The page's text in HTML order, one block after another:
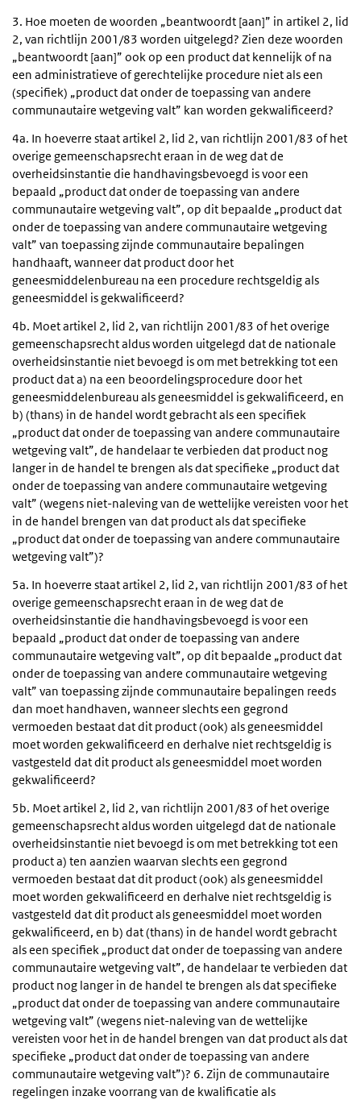
3. Hoe moeten de woorden „beantwoordt [aan]” in artikel 2, lid
2, van richtlijn 2001/83 worden uitgelegd? Zien deze woorden
„beantwoordt [aan]” ook op een product dat kennelijk of na
een administratieve of gerechtelijke procedure niet als een
(specifiek) „product dat onder de toepassing van andere
communautaire wetgeving valt” kan worden gekwalificeerd?
4a. In hoeverre staat artikel 2, lid 2, van richtlijn 2001/83 of het
overige gemeenschapsrecht eraan in de weg dat de
overheidsinstantie die handhavingsbevoegd is voor een
bepaald „product dat onder de toepassing van andere
communautaire wetgeving valt”, op dit bepaalde „product dat
onder de toepassing van andere communautaire wetgeving
valt” van toepassing zijnde communautaire bepalingen
handhaaft, wanneer dat product door het
geneesmiddelenbureau na een procedure rechtsgeldig als
geneesmiddel is gekwalificeerd?
4b. Moet artikel 2, lid 2, van richtlijn 2001/83 of het overige
gemeenschapsrecht aldus worden uitgelegd dat de nationale
overheidsinstantie niet bevoegd is om met betrekking tot een
product dat a) na een beoordelingsprocedure door het
geneesmiddelenbureau als geneesmiddel is gekwalificeerd, en
b) (thans) in de handel wordt gebracht als een specifiek
„product dat onder de toepassing van andere communautaire
wetgeving valt”, de handelaar te verbieden dat product nog
langer in de handel te brengen als dat specifieke „product dat
onder de toepassing van andere communautaire wetgeving
valt” (wegens niet-naleving van de wettelijke vereisten voor het
in de handel brengen van dat product als dat specifieke
„product dat onder de toepassing van andere communautaire
wetgeving valt”)?
5a. In hoeverre staat artikel 2, lid 2, van richtlijn 2001/83 of het
overige gemeenschapsrecht eraan in de weg dat de
overheidsinstantie die handhavingsbevoegd is voor een
bepaald „product dat onder de toepassing van andere
communautaire wetgeving valt”, op dit bepaalde „product dat
onder de toepassing van andere communautaire wetgeving
valt” van toepassing zijnde communautaire bepalingen reeds
dan moet handhaven, wanneer slechts een gegrond
vermoeden bestaat dat dit product (ook) als geneesmiddel
moet worden gekwalificeerd en derhalve niet rechtsgeldig is
vastgesteld dat dit product als geneesmiddel moet worden
gekwalificeerd?
5b. Moet artikel 2, lid 2, van richtlijn 2001/83 of het overige
gemeenschapsrecht aldus worden uitgelegd dat de nationale
overheidsinstantie niet bevoegd is om met betrekking tot een
product a) ten aanzien waarvan slechts een gegrond
vermoeden bestaat dat dit product (ook) als geneesmiddel
moet worden gekwalificeerd en derhalve niet rechtsgeldig is
vastgesteld dat dit product als geneesmiddel moet worden
gekwalificeerd, en b) dat (thans) in de handel wordt gebracht
als een specifiek „product dat onder de toepassing van andere
communautaire wetgeving valt”, de handelaar te verbieden dat
product nog langer in de handel te brengen als dat specifieke
„product dat onder de toepassing van andere communautaire
wetgeving valt” (wegens niet-naleving van de wettelijke
vereisten voor het in de handel brengen van dat product als dat
specifieke „product dat onder de toepassing van andere
communautaire wetgeving valt”)? 6. Zijn de communautaire
regelingen inzake voorrang van de kwalificatie als